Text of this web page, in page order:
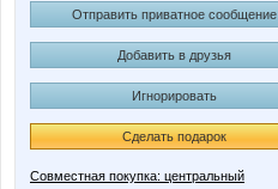
Отправить приватное сообщение
Добавить в друзья
Игнорировать
Сделать подарок
Совместная покупка: центральный